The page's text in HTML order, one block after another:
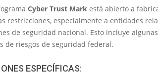
Cyber Trust Mark está abierto a
restricciones, especialmente a entidades
de seguridad nacional. Esto incluye
de riesgos de seguridad federal.
ESPECÍFICAS: